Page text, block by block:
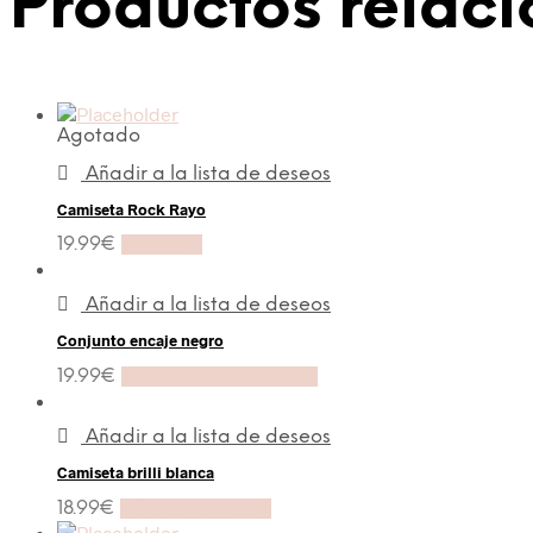
Agotado
Añadir a la lista de deseos
Camiseta Rock Rayo
19.99€
Añadir a la lista de deseos
Conjunto encaje negro
19.99€
Añadir a la lista de deseos
Camiseta brilli blanca
18.99€